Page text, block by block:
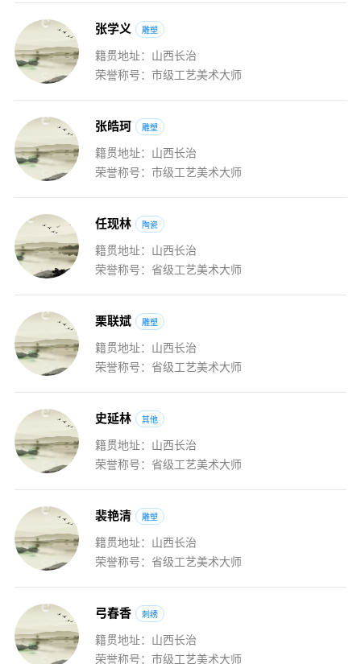
张学义 雕塑
籍贯地址：山西长治
荣誉称号：市级工艺美术大师
张皓珂 雕塑
籍贯地址：山西长治
荣誉称号：市级工艺美术大师
任现林 陶瓷
籍贯地址：山西长治
荣誉称号：省级工艺美术大师
栗联斌 雕塑
籍贯地址：山西长治
荣誉称号：省级工艺美术大师
史延林 其他
籍贯地址：山西长治
荣誉称号：省级工艺美术大师
裴艳清 雕塑
籍贯地址：山西长治
荣誉称号：省级工艺美术大师
弓春香 刺绣
籍贯地址：山西长治
荣誉称号：市级工艺美术大师